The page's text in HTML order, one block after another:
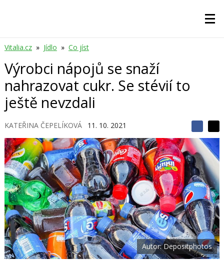
Vitalia.cz » Jídlo » Co jíst
Výrobci nápojů se snaží
nahrazovat cukr. Se stévií to
ještě nevzdali
KATEŘINA ČEPELÍKOVÁ 11. 10. 2021
S
d
í
l
e
t
S
d
í
l
e
j
t
e
a
F
a
c
e
b
o
o
k
l
j
t
e
n
a
s
í
t
i
X
Autor: Depositphotos